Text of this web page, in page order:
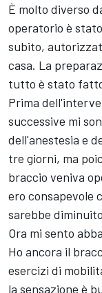
È molto diverso
operatorio è
subito,
casa. La
tutto è stato
Prima
successive mi
dell'anestesia e
tre giorni, ma
braccio veniva
ero consapevole
sarebbe
Ora mi sento
Ho ancora il
esercizi di
la sensazione è